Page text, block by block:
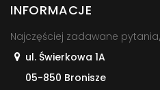
INFORMACJE
Najczęściej zadawane
ul. Świerkowa 1A
05-850 Bronisze